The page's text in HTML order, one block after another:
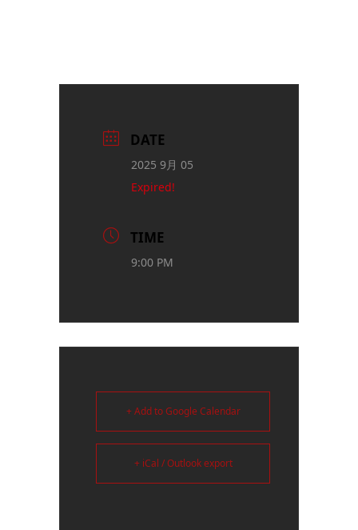
DATE
2025 9月 05
Expired!
TIME
9:00 PM
+ Add to Google Calendar
+ iCal / Outlook export